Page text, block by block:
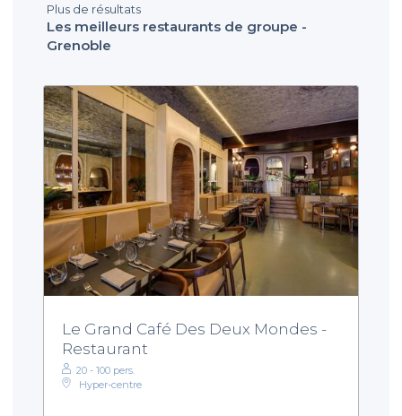
Plus de résultats
Les meilleurs restaurants de groupe -
Grenoble
Le Grand Café Des Deux Mondes -
Restaurant
20 - 100 pers.
Hyper-centre